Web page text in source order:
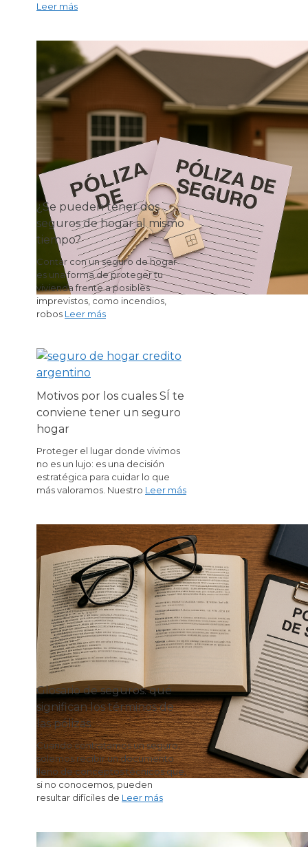
Leer más
¿Se pueden tener dos
seguros de hogar al mismo
tiempo?
Contar con un seguro de hogar
es una forma de proteger tu
vivienda frente a posibles
imprevistos, como incendios,
robos Leer más
Motivos por los cuales SÍ te
conviene tener un seguro
hogar
Proteger el lugar donde vivimos
no es un lujo: es una decisión
estratégica para cuidar lo que
más valoramos. Nuestro Leer más
Glosario de seguros: qué
significan los términos de
las pólizas
Cuando contratamos un seguro,
solemos recibir un documento
lleno de conceptos técnicos que,
si no conocemos, pueden
resultar difíciles de Leer más